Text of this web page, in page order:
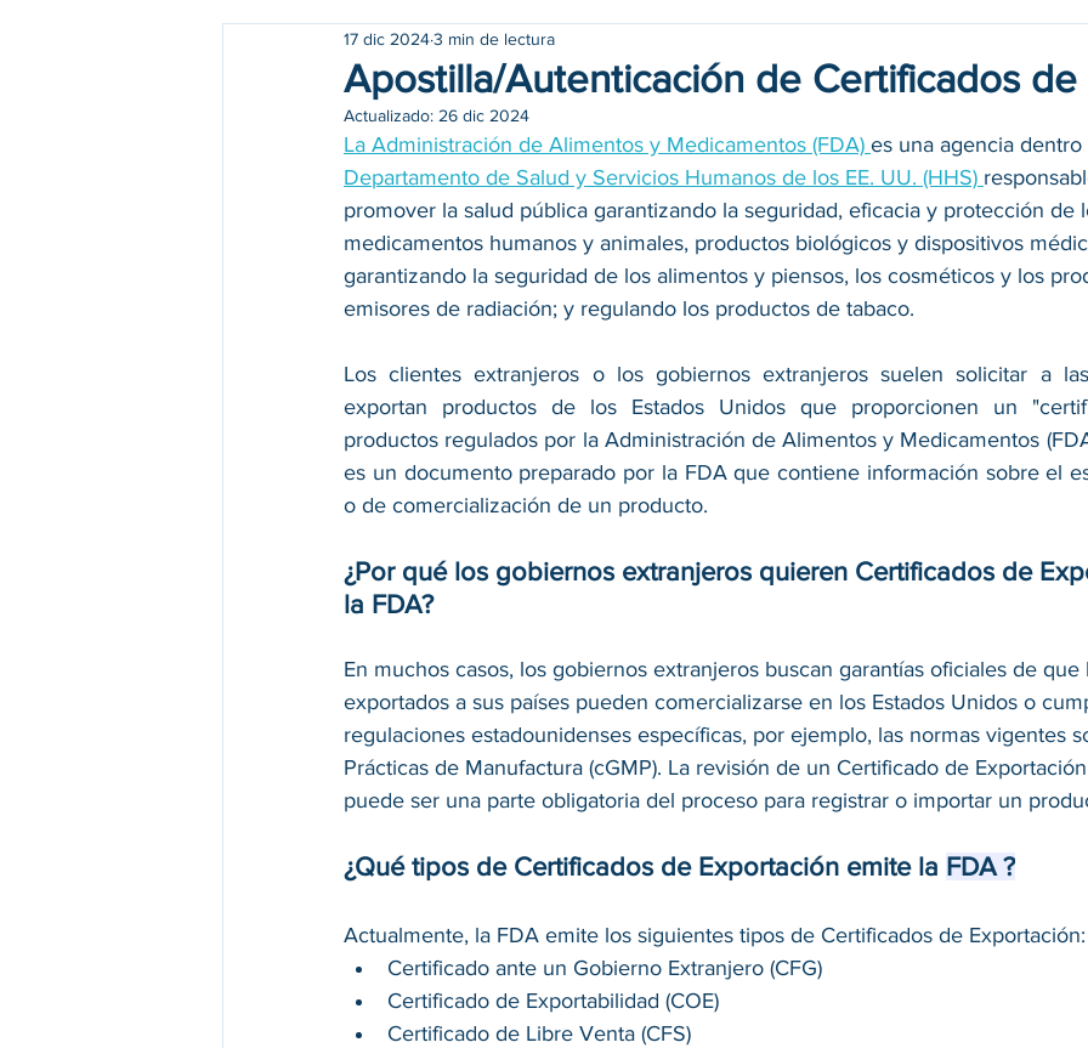
Apostilla/Autenticación de Certificados de
17 dic 20243 min de lectura
Actualizado: 26 dic 2024
La Administración de Alimentos y Medicamentos (FDA) es una agencia dentro
Departamento de Salud y Servicios Humanos de los EE. UU. (HHS)
promover la salud pública garantizando la seguridad, eficacia y protección de
medicamentos humanos y animales, productos biológicos y dispositivos
garantizando la seguridad de los alimentos y piensos, los cosméticos y los
emisores de radiación; y regulando los productos de tabaco.
Los clientes extranjeros o los gobiernos extranjeros suelen solicitar a
exportan productos de los Estados Unidos que proporcionen un
productos regulados por la Administración de Alimentos y Medicamentos
es un documento preparado por la FDA que contiene información sobre el
o de comercialización de un producto.
¿Por qué los gobiernos extranjeros quieren Certificados de
la FDA?
En muchos casos, los gobiernos extranjeros buscan garantías oficiales de
exportados a sus países pueden comercializarse en los Estados Unidos o
regulaciones estadounidenses específicas, por ejemplo, las normas vigentes
Prácticas de Manufactura (cGMP). La revisión de un Certificado de
puede ser una parte obligatoria del proceso para registrar o importar un
¿Qué tipos de Certificados de Exportación emite la FDA ?
Actualmente, la FDA emite los siguientes tipos de Certificados de
Certificado ante un Gobierno Extranjero (CFG)
Certificado de Exportabilidad (COE)
Certificado de Libre Venta (CFS)